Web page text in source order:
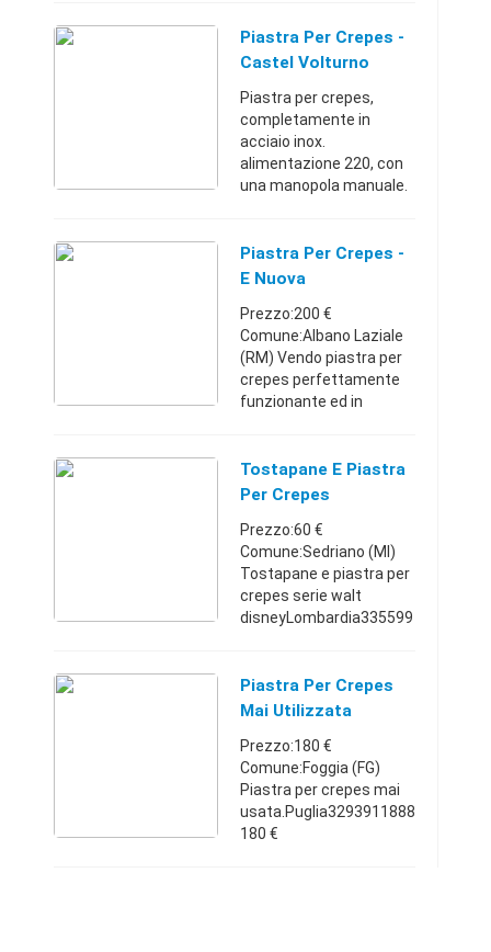
(Caserta)+39392007587
5300 €
Piastra Per Crepes -
Castel Volturno
(Caserta)
Piastra per crepes,
completamente in
acciaio inox.
alimentazione 220, con
una manopola manuale.
L=45cm. P=45cm.
H=25cm. prezzo poco
Volturno ...
Piastra Per Crepes -
E Nuova
Prezzo:200 €
Comune:Albano Laziale
(RM) Vendo piastra per
crepes perfettamente
funzionante ed in
che adesso non ho
potuto scattare...
Tostapane E Piastra
Per Crepes
Prezzo:60 €
Comune:Sedriano (MI)
Tostapane e piastra per
crepes serie walt
disneyLombardia335599
Piastra Per Crepes
Mai Utilizzata
Prezzo:180 €
Comune:Foggia (FG)
Piastra per crepes mai
usata.Puglia3293911888
180 €